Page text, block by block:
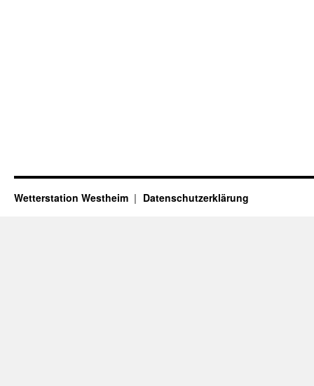
Wetterstation Westheim Datenschutzerklärung